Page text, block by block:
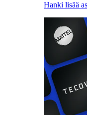
Hanki lisää